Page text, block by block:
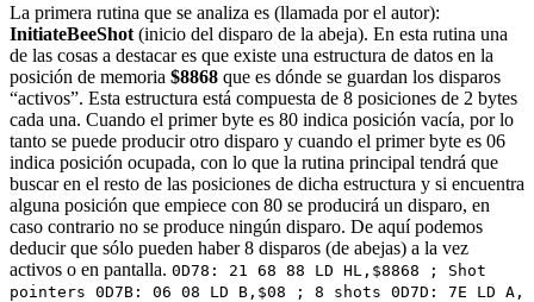
La primera rutina que se analiza es (llamada por el autor):
InitiateBeeShot (inicio del disparo de la abeja). En esta rutina una
de las cosas a destacar es que existe una estructura de datos en la
posición de memoria $8868 que es dónde se guardan los disparos
“activos”. Esta estructura está compuesta de 8 posiciones de 2 bytes
cada una. Cuando el primer byte es 80 indica posición vacía, por lo
tanto se puede producir otro disparo y cuando el primer byte es 06
indica posición ocupada, con lo que la rutina principal tendrá que
buscar en el resto de las posiciones de dicha estructura y si encuentra
alguna posición que empiece con 80 se producirá un disparo, en
caso contrario no se produce ningún disparo. De aquí podemos
deducir que sólo pueden haber 8 disparos (de abejas) a la vez
activos o en pantalla. 0D78: 21 68 88 LD HL,$8868 ; Shot
pointers 0D7B: 06 08 LD B,$08 ; 8 shots 0D7D: 7E LD A,